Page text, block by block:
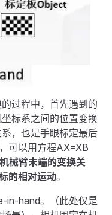
过程中，首先遇到的
标系之间的位置变换
，也是手眼标定最后
可以用方程AX=XB
机械臂末端的变换关
的相对运动。
in-hand。（此处仅是